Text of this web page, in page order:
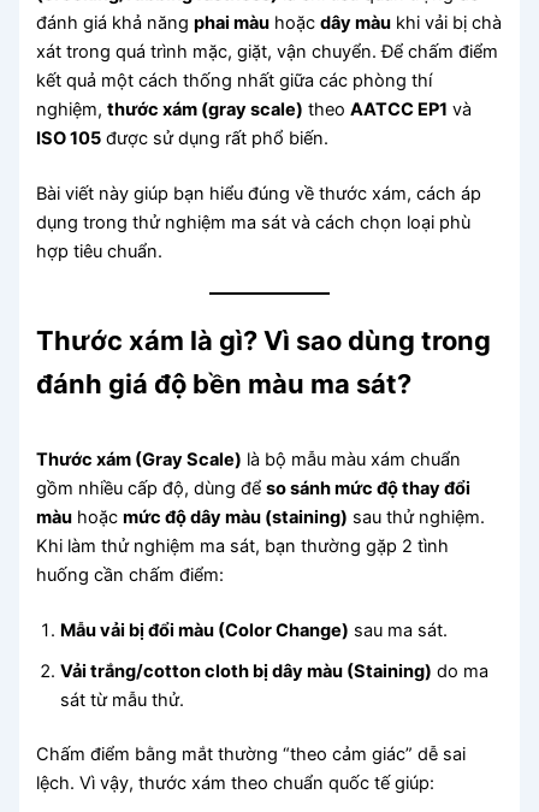
đánh giá khả năngphai màu hoặcdây màu khi vải bị chà
xát trong quá trình mặc, giặt, vận chuyển. Để chấm điểm
kết quả một cách thống nhất giữa các phòng thí
nghiệm,thước xám (gray scale) theoAATCC EP1 và
ISO 105 được sử dụng rất phổ biến.
Bài viết này giúp bạn hiểu đúng về thước xám, cách áp
dụng trong thử nghiệm ma sát và cách chọn loại phù
hợp tiêu chuẩn.
Thước xám là gì? Vì sao dùng trong
đánh giá độ bền màu ma sát?
Thước xám (Gray Scale) là bộ mẫu màu xám chuẩn
gồm nhiều cấp độ, dùng đểso sánh mức độ thay đổi
màu hoặcmức độ dây màu (staining) sau thử nghiệm.
Khi làm thử nghiệm ma sát, bạn thường gặp 2 tình
huống cần chấm điểm:
Mẫu vải bị đổi màu (Color Change) sau ma sát.
Vải trắng/cotton cloth bị dây màu (Staining) do ma
sát từ mẫu thử.
Chấm điểm bằng mắt thường “theo cảm giác” dễ sai
lệch. Vì vậy, thước xám theo chuẩn quốc tế giúp: